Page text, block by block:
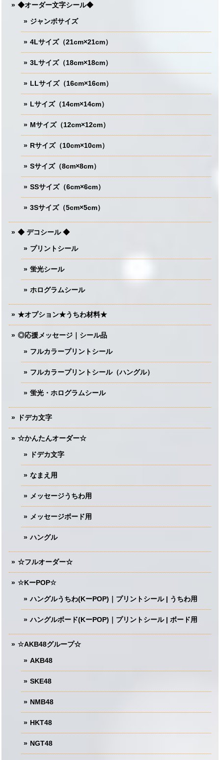
◆オーダー文字シール◆
ジャンボサイズ
4Lサイズ（21cm×21cm）
3Lサイズ（18cm×18cm）
LLサイズ（16cm×16cm）
Lサイズ（14cm×14cm）
Mサイズ（12cm×12cm）
Rサイズ（10cm×10cm）
Sサイズ（8cm×8cm）
SSサイズ（6cm×6cm）
3Sサイズ（5cm×5cm）
◆ デコシール ◆
プリントシール
蛍光シール
ホログラムシール
★オプション★うちわ材料★
◎応援メッセージ｜シール品
フルカラープリントシール
フルカラープリントシール（ハングル）
蛍光・ホログラムシール
ドデカ文字
☆かんたんオーダー☆
ドデカ文字
なまえ用
メッセージうちわ用
メッセージボード用
ハングル
☆フルオーダー☆
☆KーPOP☆
ハングルうちわ(KーPOP)｜プリントシール | うちわ用
ハングルボード(KーPOP)｜プリントシール | ボード用
☆AKB48グループ☆
AKB48
SKE48
NMB48
HKT48
NGT48